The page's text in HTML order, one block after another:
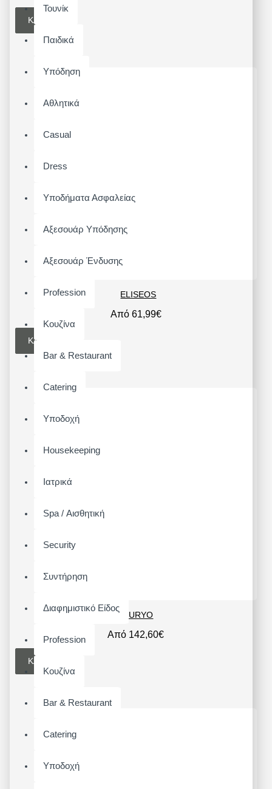
Τουνίκ
Παιδικά
Υπόδηση
Αθλητικά
Casual
Dress
Υποδήματα Ασφαλείας
Αξεσουάρ Υπόδησης
Αξεσουάρ Ένδυσης
Profession
Κουζίνα
Bar & Restaurant
Catering
Υποδοχή
Housekeeping
Ιατρικά
Spa / Αισθητική
Security
Συντήρηση
Διαφημιστικό Είδος
Profession
Κουζίνα
Bar & Restaurant
Catering
Υποδοχή
ΚΑΛΆΘΙ
ELISEOS
Από 61,99€
ΚΑΛΆΘΙ
FURYO
Από 142,60€
ΚΑΛΆΘΙ